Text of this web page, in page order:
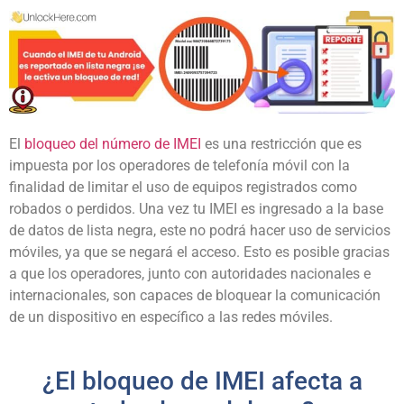
El bloqueo del número de IMEI es una restricción que es
impuesta por los operadores de telefonía móvil con la
finalidad de limitar el uso de equipos registrados como
robados o perdidos. Una vez tu IMEI es ingresado a la base
de datos de lista negra, este no podrá hacer uso de servicios
móviles, ya que se negará el acceso. Esto es posible gracias
a que los operadores, junto con autoridades nacionales e
internacionales, son capaces de bloquear la comunicación
de un dispositivo en específico a las redes móviles.
¿El bloqueo de IMEI afecta a